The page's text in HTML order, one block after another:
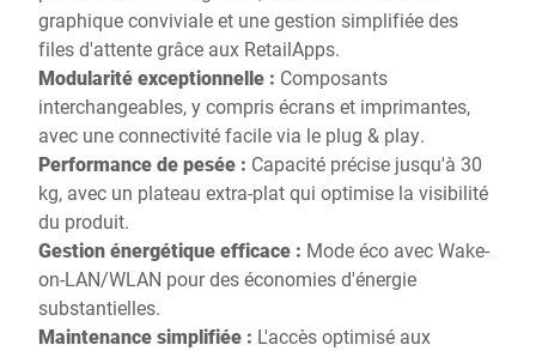
graphique conviviale et une gestion simplifiée des
files d'attente grâce aux RetailApps.
Modularité exceptionnelle : Composants
interchangeables, y compris écrans et imprimantes,
avec une connectivité facile via le plug & play.
Performance de pesée : Capacité précise jusqu'à 30
kg, avec un plateau extra-plat qui optimise la visibilité
du produit.
Gestion énergétique efficace : Mode éco avec Wake-
on-LAN/WLAN pour des économies d'énergie
substantielles.
Maintenance simplifiée : L'accès optimisé aux